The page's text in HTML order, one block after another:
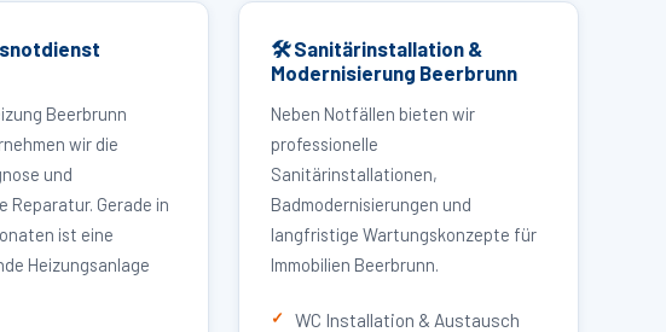
Beerbrunn
wir die
und
Reparatur. Gerade in
ist eine
Heizungsanlage
🛠 Sanitärinstallation &
Modernisierung Beerbrunn
Neben Notfällen bieten wir
professionelle
Sanitärinstallationen,
Badmodernisierungen und
langfristige Wartungskonzepte für
Immobilien Beerbrunn.
WC Installation & Austausch